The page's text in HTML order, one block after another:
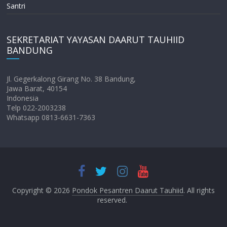
Santri
SEKRETARIAT YAYASAN DAARUT TAUHIID
BANDUNG
Jl. Gegerkalong Girang No. 38 Bandung,
Jawa Barat, 40154
Indonesia
Telp 022-2003238
Whatsapp 0813-6631-7363
Copyright © 2026 Pondok Pesantren Daarut Tauhiid. All rights
reserved.